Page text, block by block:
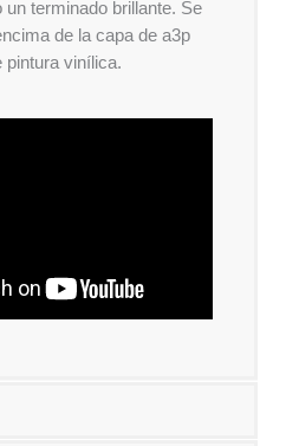
un terminado brillante. Se
de la capa de a3p
pintura vinílica.